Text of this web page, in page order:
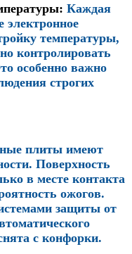
: Каждая
электронное
температуры,
контролировать
особенно важно
строгих
плиты имеют
Поверхность
в месте контакта
ожогов.
защиты от
с конфорки.